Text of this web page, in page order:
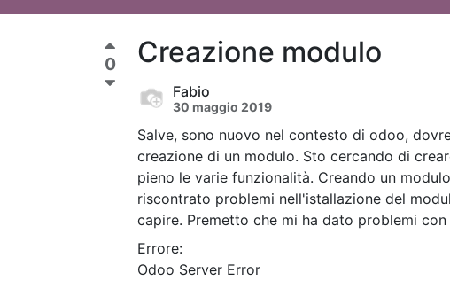
0 Creazione modulo
Fabio
30 maggio 2019
Salve, sono nuovo nel contesto di odoo,
creazione di un modulo. Sto cercando di
pieno le varie funzionalità. Creando un
riscontrato problemi nell'istallazione del
capire. Premetto che mi ha dato problemi
Errore:
Odoo Server Error